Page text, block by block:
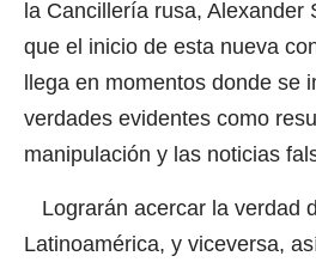
la Cancillería rusa, Alexander
que el inicio de esta nueva
llega en momentos donde se
verdades evidentes como
manipulación y las noticias
Lograrán acercar la verdad
Latinoamérica, y viceversa,